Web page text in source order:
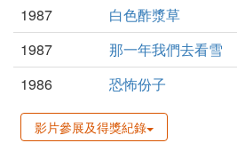
1987
白色酢漿草
1987
那一年我們去看雪
1986
恐怖份子
影片參展及得獎紀錄